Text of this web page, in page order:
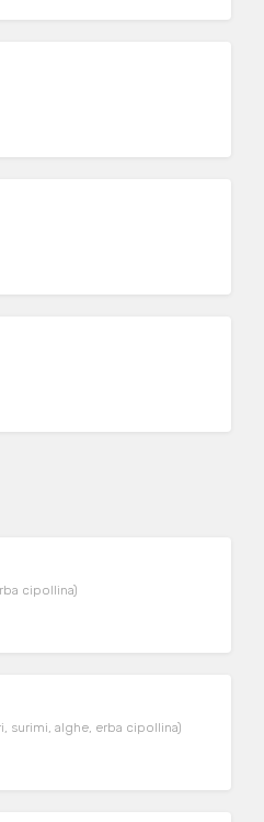
cipollina)
surimi, alghe, erba cipollina)